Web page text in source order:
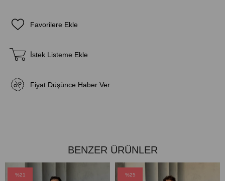
Favorilere Ekle
İstek Listeme Ekle
Fiyat Düşünce Haber Ver
BENZER ÜRÜNLER
%21 %25